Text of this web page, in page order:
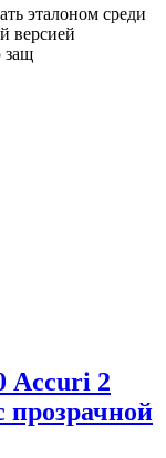
эталоном среди
версией
защ
Accuri 2
прозрачной